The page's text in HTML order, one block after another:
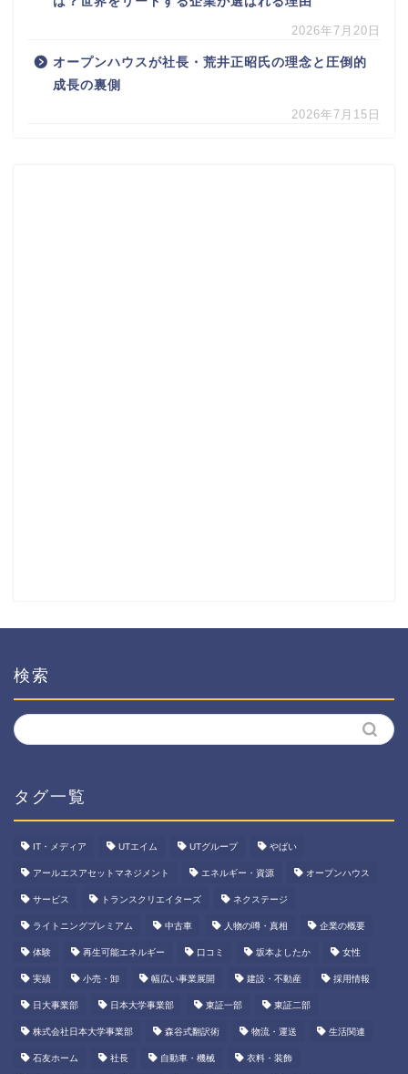
2026年7月20日
オープンハウスが社長・荒井正昭氏の理念と圧倒的
成長の裏側
2026年7月15日
検索
タグ一覧
IT・メディア UTエイム UTグループ やばい
アールエスアセットマネジメント エネルギー・資源 オープンハウス
サービス トランスクリエイターズ ネクステージ
ライトニングプレミアム 中古車 人物の噂・真相 企業の概要
体験 再生可能エネルギー 口コミ 坂本よしたか 女性
実績 小売・卸 幅広い事業展開 建設・不動産 採用情報
日大事業部 日本大学事業部 東証一部 東証二部
株式会社日本大学事業部 森谷式翻訳術 物流・運送 生活関連
石友ホーム 社長 自動車・機械 衣料・装飾